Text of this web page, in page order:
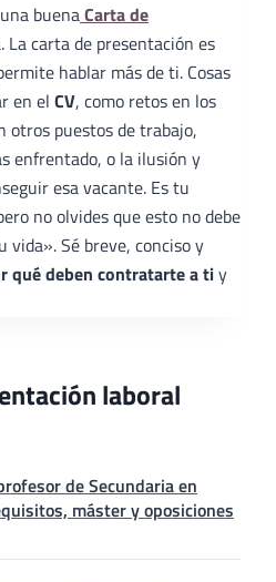
buenaCarta de
La carta de presentación es
hablar más de ti. Cosas
en el CV, como retos en los
otros puestos de trabajo,
enfrentado, o la ilusión y
esa vacante. Es tu
no olvides que esto no debe
Sé breve, conciso y
qué deben contratarte a tiy
laboral
de Secundaria en
máster y oposiciones